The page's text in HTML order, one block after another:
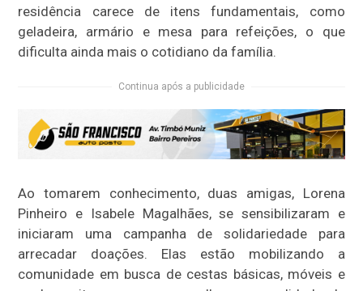
residência carece de itens fundamentais, como
geladeira, armário e mesa para refeições, o que
dificulta ainda mais o cotidiano da família.
Continua após a publicidade
Ao tomarem conhecimento, duas amigas, Lorena
Pinheiro e Isabele Magalhães, se sensibilizaram e
iniciaram uma campanha de solidariedade para
arrecadar doações. Elas estão mobilizando a
comunidade em busca de cestas básicas, móveis e